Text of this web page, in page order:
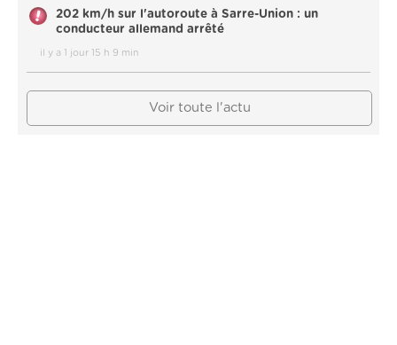
202 km/h sur l'autoroute à Sarre-Union : un
conducteur allemand arrêté
il y a 1 jour 15 h 9 min
Voir toute l'actu